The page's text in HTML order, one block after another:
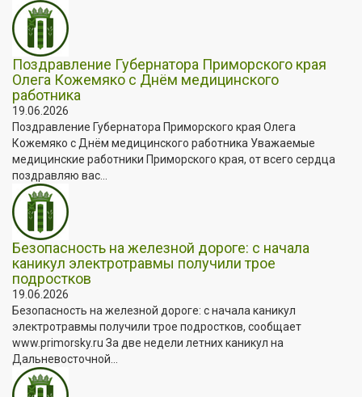
Поздравление Губернатора Приморского края
Олега Кожемяко с Днём медицинского
работника
19.06.2026
Поздравление Губернатора Приморского края Олега
Кожемяко с Днём медицинского работника Уважаемые
медицинские работники Приморского края, от всего сердца
поздравляю вас...
Безопасность на железной дороге: с начала
каникул электротравмы получили трое
подростков
19.06.2026
Безопасность на железной дороге: с начала каникул
электротравмы получили трое подростков, сообщает
www.primorsky.ru За две недели летних каникул на
Дальневосточной...